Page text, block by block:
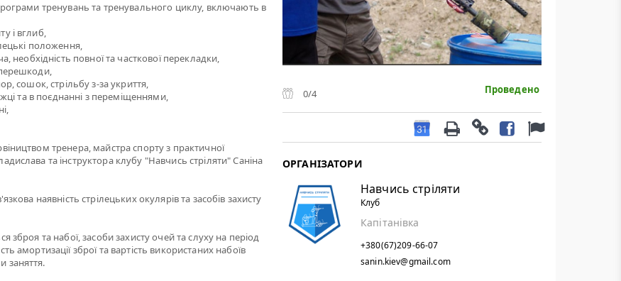
тренувань та тренувального циклу, включають в
і вглиб,
положення,
необхідність повної та часткової перекладки,
сошок, стрільбу з-за укриття,
та в поєднанні з переміщеннями,
тренера, майстра спорту з практичної
та інструктора клубу "Навчись стріляти" Саніна
наявність стрілецьких окулярів та засобів захисту
зброя та набої, засоби захисту очей та слуху на період
амортизації зброї та вартість використаних набоїв
заняття.
0/4 Проведено
ОРГАНІЗАТОРИ
Навчись стріляти
Клуб
Капітанівка
+380(67)209-66-07
sanin.kiev@gmail.com